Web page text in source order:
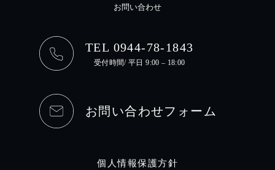
お問い合わせ
TEL 0944-78-1843
受付時間/ 平日 9:00 – 18:00
お問い合わせフォーム
個人情報保護方針